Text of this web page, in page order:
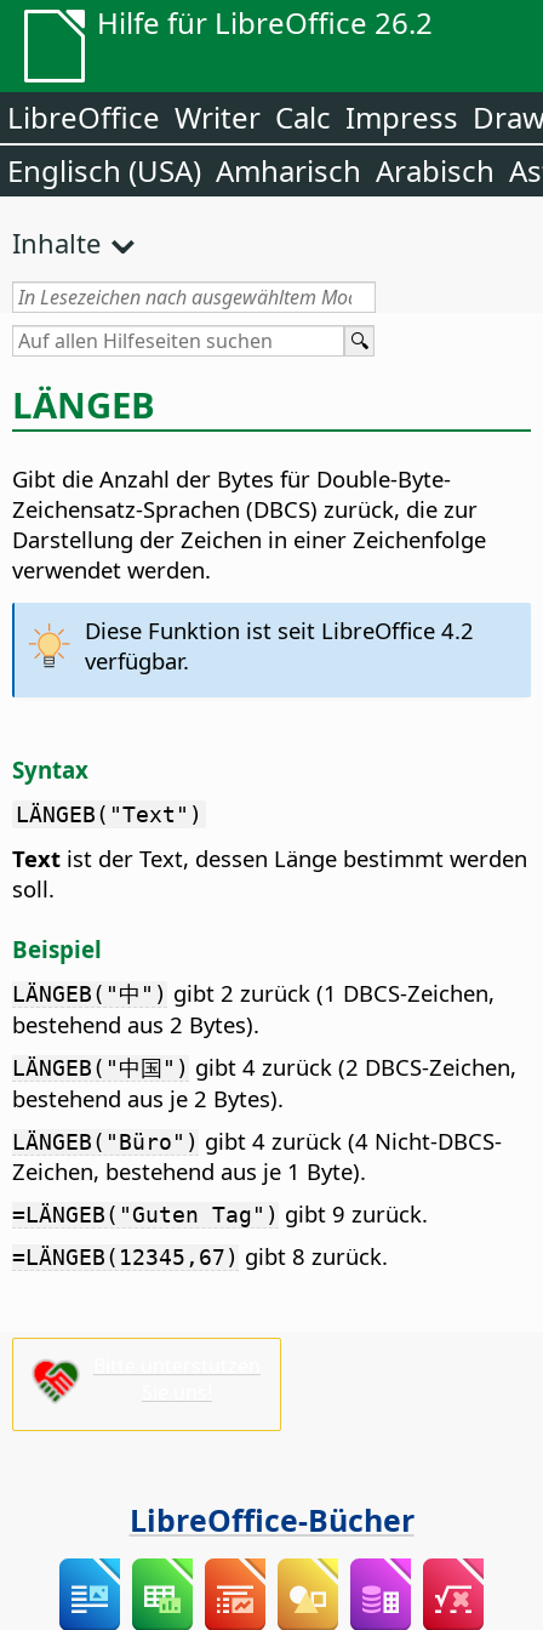
Hilfe für LibreOffice 26.2
LibreOffice Writer Calc Impress
Englisch (USA) Amharisch Arabisch
Inhalte
LÄNGEB
Gibt die Anzahl der Bytes für Double-Byte-
Zeichensatz-Sprachen (DBCS) zurück, die zur
Darstellung der Zeichen in einer Zeichenfolge
verwendet werden.
Diese Funktion ist seit LibreOffice 4.2
verfügbar.
Syntax
LÄNGEB("Text")
Text ist der Text, dessen Länge bestimmt werden
soll.
Beispiel
LÄNGEB("中") gibt 2 zurück (1 DBCS-Zeichen,
bestehend aus 2 Bytes).
LÄNGEB("中国") gibt 4 zurück (2 DBCS-Zeichen,
bestehend aus je 2 Bytes).
LÄNGEB("Büro") gibt 4 zurück (4 Nicht-DBCS-
Zeichen, bestehend aus je 1 Byte).
=LÄNGEB("Guten Tag") gibt 9 zurück.
=LÄNGEB(12345,67) gibt 8 zurück.
LibreOffice-Bücher